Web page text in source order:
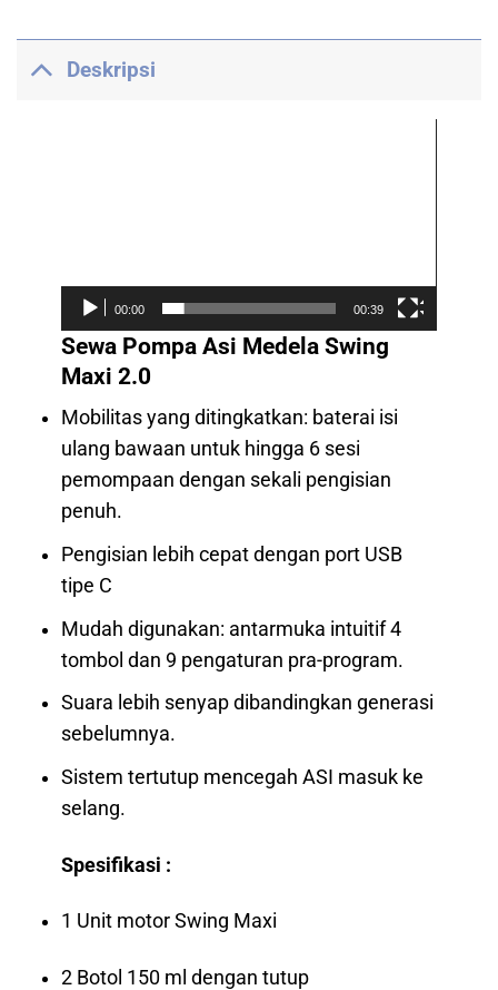
Deskripsi
00:00 00:39
Sewa Pompa Asi Medela Swing
Maxi 2.0
Mobilitas yang ditingkatkan: baterai isi
ulang bawaan untuk hingga 6 sesi
pemompaan dengan sekali pengisian
penuh.
Pengisian lebih cepat dengan port USB
tipe C
Mudah digunakan: antarmuka intuitif 4
tombol dan 9 pengaturan pra-program.
Suara lebih senyap dibandingkan generasi
sebelumnya.
Sistem tertutup mencegah ASI masuk ke
selang.
Spesifikasi :
1 Unit motor Swing Maxi
2 Botol 150 ml dengan tutup